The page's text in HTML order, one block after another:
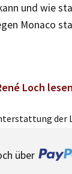
und wie
Monaco
Loch lesen
über